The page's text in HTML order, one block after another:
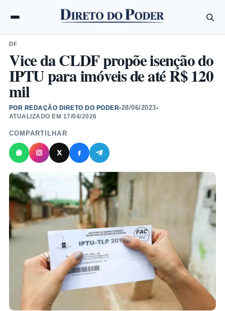
DF
Vice da CLDF propõe isenção do
IPTU para imóveis de até R$ 120
mil
POR REDAÇÃO DIRETO DO PODER•28/06/2023•
ATUALIZADO EM 17/04/2026
COMPARTILHAR